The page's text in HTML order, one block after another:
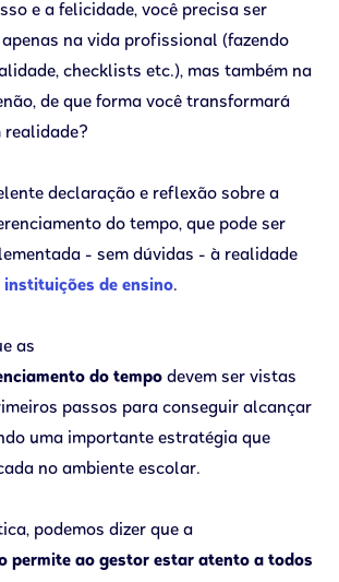
e a felicidade, você precisa ser
na vida profissional (fazendo
checklists etc.), mas também na
de que forma você transformará
realidade?
declaração e reflexão sobre a
do tempo, que pode ser
- sem dúvidas - à realidade
instituições de ensino.
as
do tempo devem ser vistas
passos para conseguir alcançar
uma importante estratégia que
no ambiente escolar.
podemos dizer que a
permite ao gestor estar atento a todos